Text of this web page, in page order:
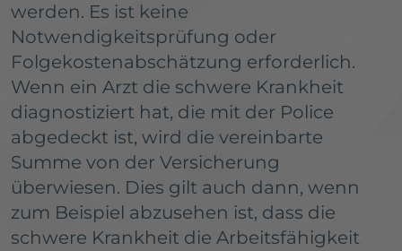
werden. Es ist keine
Notwendigkeitsprüfung oder
Folgekostenabschätzung erforderlich.
Wenn ein Arzt die schwere Krankheit
diagnostiziert hat, die mit der Police
abgedeckt ist, wird die vereinbarte
Summe von der Versicherung
überwiesen. Dies gilt auch dann, wenn
zum Beispiel abzusehen ist, dass die
schwere Krankheit die Arbeitsfähigkeit